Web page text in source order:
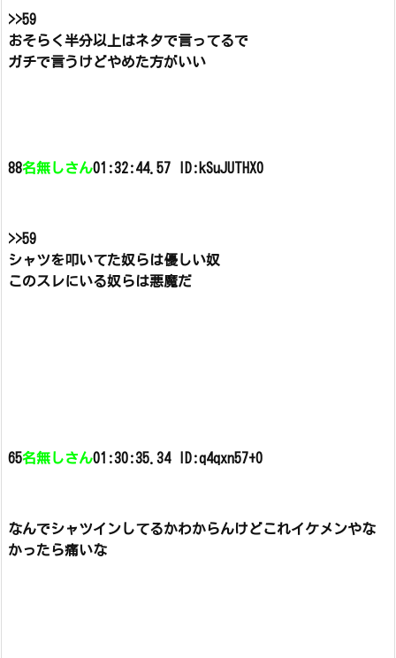
>>59
おそらく半分以上はネタで言ってるで
ガチで言うけどやめた方がいい
88名無しさん01:32:44.57 ID:kSuJUTHX0
>>59
シャツを叩いてた奴らは優しい奴
このスレにいる奴らは悪魔だ
65名無しさん01:30:35.34 ID:q4qxn57+0
なんでシャツインしてるかわからんけどこれイケメンやな
かったら痛いな